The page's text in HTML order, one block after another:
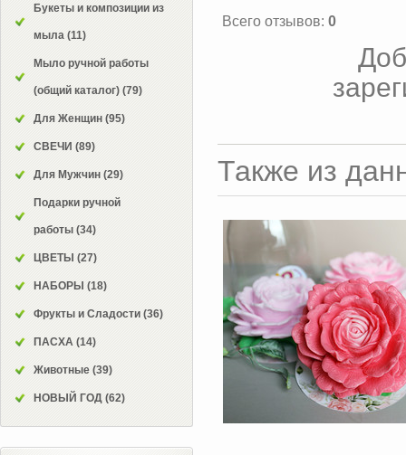
Всего отзывов: 0
Также из
Букеты и композиции из
мыла (11)
Мыло ручной работы
(общий каталог) (79)
Для Женщин (95)
СВЕЧИ (89)
Для Мужчин (29)
Подарки ручной
работы (34)
ЦВЕТЫ (27)
НАБОРЫ (18)
Фрукты и Сладости (36)
ПАСХА (14)
Животные (39)
НОВЫЙ ГОД (62)